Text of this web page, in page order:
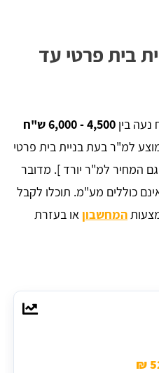
בית פרטי עד
בין
4,500 - 6,000 ש"ח
למ"ר בעת בניית בית פרטי
גם המחיר למ"ר יורד ]. מדובר
כוללים מע"מ. תוכלו לקבל
המחשבון או בעזרת